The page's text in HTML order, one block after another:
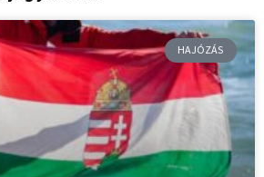
HAJÓZÁS